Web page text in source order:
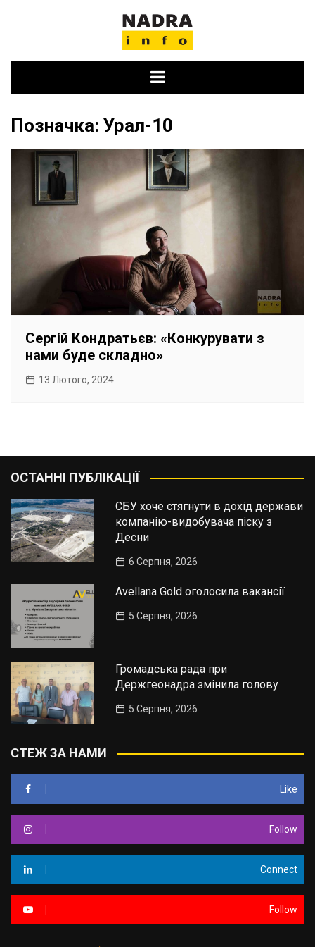
Позначка: Урал-10
Сергій Кондратьєв: «Конкурувати з
нами буде складно»
13 Лютого, 2024
ОСТАННІ ПУБЛІКАЦІЇ
СБУ хоче стягнути в дохід держави
компанію-видобувача піску з
Десни
6 Серпня, 2026
Avellana Gold оголосила вакансії
5 Серпня, 2026
Громадська рада при
Держгеонадра змінила голову
5 Серпня, 2026
СТЕЖ ЗА НАМИ
Like
Follow
Connect
Follow